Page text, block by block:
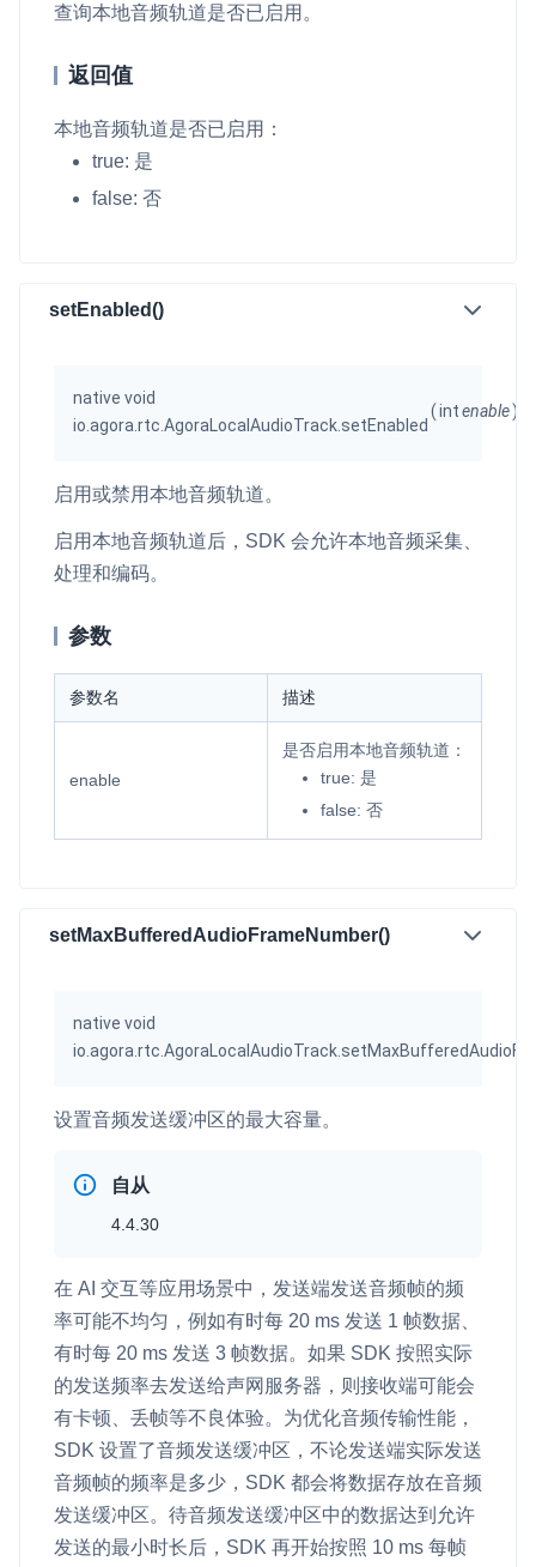
查询本地音频轨道是否已启用。
返回值
本地音频轨道是否已启用：
true: 是
false: 否
setEnabled()
native void
io.agora.rtc.AgoraLocalAudioTrack.setEnabled
(intenable)
启用或禁用本地音频轨道。
启用本地音频轨道后，SDK 会允许本地音频采集、
处理和编码。
参数
参数名 描述
enable
是否启用本地音频轨道：
true: 是
false: 否
setMaxBufferedAudioFrameNumber()
native void
设置音频发送缓冲区的最大容量。
自从
4.4.30
在 AI 交互等应用场景中，发送端发送音频帧的频
率可能不均匀，例如有时每 20 ms 发送 1 帧数据、
有时每 20 ms 发送 3 帧数据。如果 SDK 按照实际
的发送频率去发送给声网服务器，则接收端可能会
有卡顿、丢帧等不良体验。为优化音频传输性能，
SDK 设置了音频发送缓冲区，不论发送端实际发送
音频帧的频率是多少，SDK 都会将数据存放在音频
发送缓冲区。待音频发送缓冲区中的数据达到允许
发送的最小时长后，SDK 再开始按照 10 ms 每帧